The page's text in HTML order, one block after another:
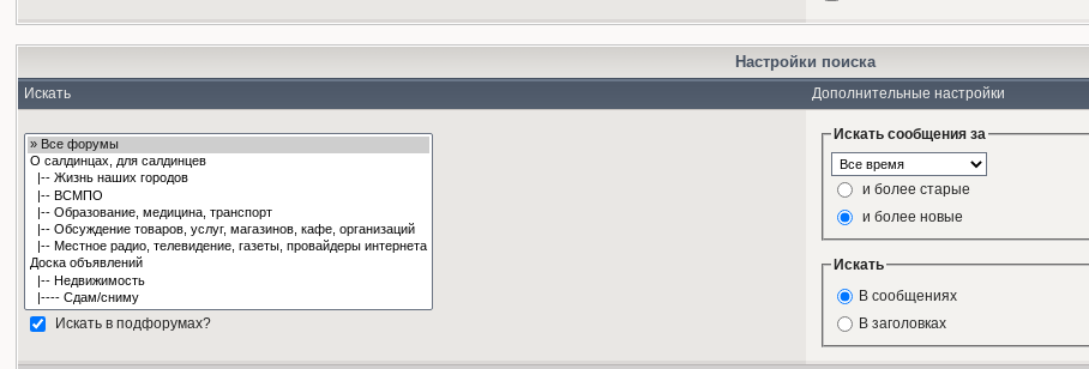
Настройки поиска
Искать Дополнительные настройки
Искать в подфорумах?
Искать сообщения за
и более старые
и более новые
Искать
В сообщениях
В заголовках